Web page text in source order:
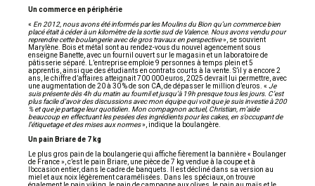
Un commerce en périphérie
« En 2012, nous avons été informés par les Moulins du Bion qu’un commerce bien
placé était à céder à un kilomètre de la sortie sud de Valence. Nous avons vendu pour
reprendre cette boulangerie avec de gros travaux en perspective», se souvient
Marylène. Bois et métal sont au rendez-vous du nouvel agencement sous
enseigne Banette, avec un fournil ouvert sur le magasin et un laboratoire de
pâtisserie séparé. L’entreprise emploie 9 personnes à temps plein et 5
apprentis, ainsi que des étudiants en contrats courts à la vente. S’il y a encore 2
ans, le chiffre d’affaires atteignait 700 000 euros, 2025 devrait lui permettre, avec
une augmentation de 20 à 30 % de son CA, de dépasser le million d’euros. « Je
suis présente dès 4h du matin au fournil et jusqu’à 19h presque tous les jours. C’est
plus facile d’avoir des discussions avec mon équipe qui voit que je suis investie à 200
% et que je partage leur quotidien. Mon compagnon actuel, Christian, m’aide
beaucoup en effectuant les pesées des ingrédients pour les cakes, en s’occupant de
l’étiquetage et des mises aux normes», indique la boulangère.
Un pain Briare de 7 kg
Le plus gros pain de la boulangerie qui affiche fièrement la bannière « Boulanger
de France », c’est le pain Briare, une pièce de 7 kg vendue à la coupe et à
l’occasion entier, dans le cadre de banquets. Il est décliné dans sa version au
miel et aux noix légèrement caramélisées. Dans les spéciaux, on trouve